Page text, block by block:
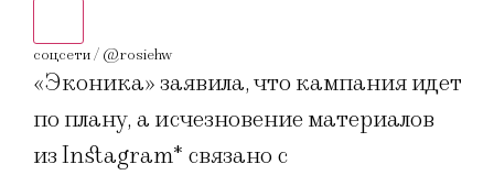
соцсети / @rosiehw
«Эконика» заявила, что кампания идет
по плану, а исчезновение материалов
из Instagram* связано с